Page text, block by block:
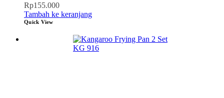
Rp155.000
Tambah ke keranjang
Quick View